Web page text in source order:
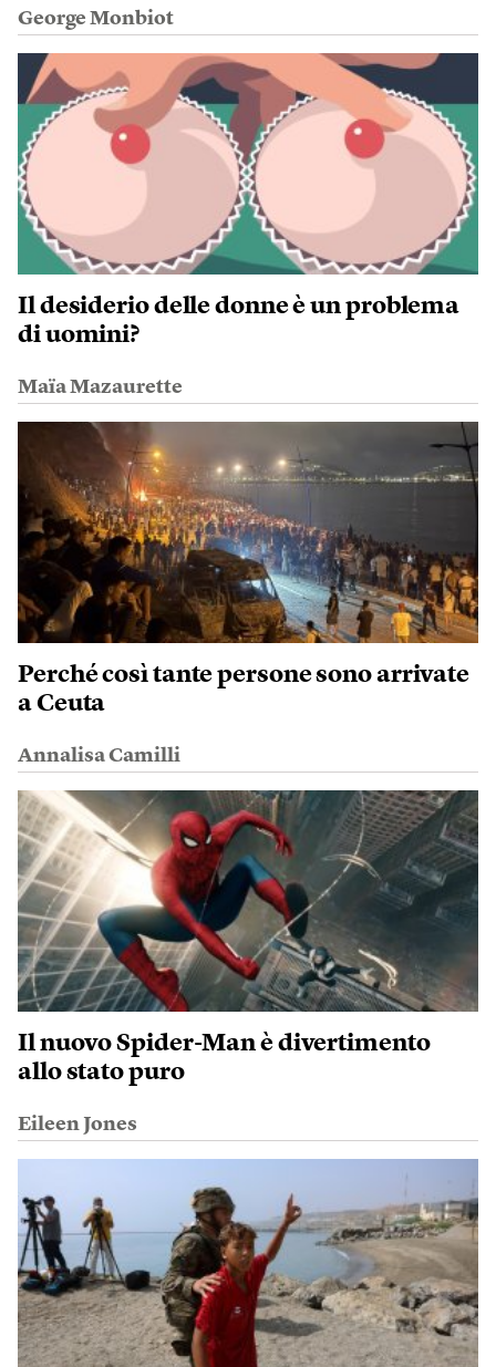
George Monbiot
Il desiderio delle donne è un problema
di uomini?
Maïa Mazaurette
Perché così tante persone sono arrivate
a Ceuta
Annalisa Camilli
Il nuovo Spider-Man è divertimento
allo stato puro
Eileen Jones